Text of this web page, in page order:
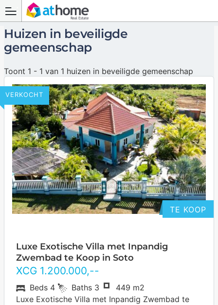
Huizen in beveiligde
gemeenschap
Toont 1 - 1 van 1 huizen in beveiligde gemeenschap
VERKOCHT
TE KOOP
Luxe Exotische Villa met Inpandig
Zwembad te Koop in Soto
XCG 1.200.000,--
Beds 4 Baths 3
449 m2
Luxe Exotische Villa met Inpandig Zwembad te